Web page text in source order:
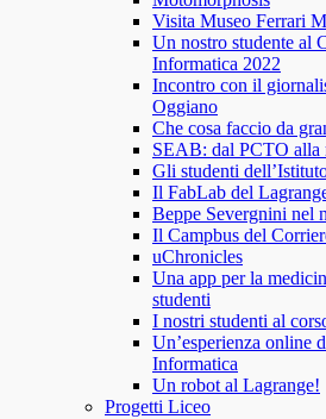
Visita Museo Ferrari
Un nostro studente al
Informatica 2022
Incontro con il
Oggiano
Che cosa faccio da
SEAB: dal PCTO alla
Gli studenti
Il FabLab del
Beppe Severgnini nel
Il Campbus del
uChronicles
Una app per la
studenti
I nostri studenti al
Un’esperienza online
Informatica
Un robot al Lagrange!
Progetti Liceo